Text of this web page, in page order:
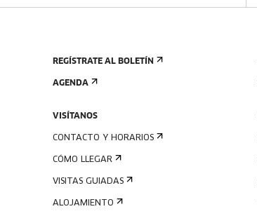
REGÍSTRATE AL BOLETÍN
AGENDA
VISÍTANOS
CONTACTO Y HORARIOS
CÓMO LLEGAR
VISITAS GUIADAS
ALOJAMIENTO